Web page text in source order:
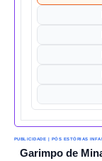
PUBLICIDADE | PÓS ESTÓRIAS
Garimpo de